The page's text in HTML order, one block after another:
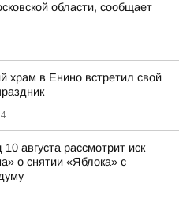
области, сообщает
храм в Енино встретил свой
августа рассмотрит иск
о снятии «Яблока» с